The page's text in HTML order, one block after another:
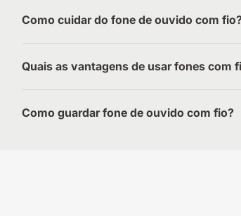
Como cuidar do fone de ouvido com
Quais as vantagens de usar fones com
Como guardar fone de ouvido com fio?